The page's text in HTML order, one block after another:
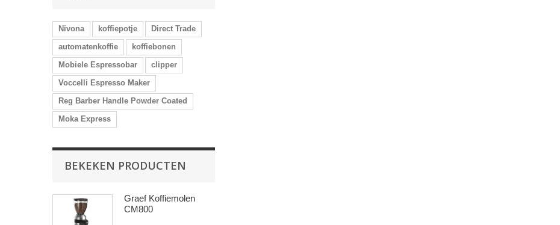
Nivona koffiepotje
Direct Trade
automatenkoffie
koffiebonen
Mobiele Espressobar
clipper
Voccelli Espresso Maker
Reg Barber Handle Powder Coated
Moka Express
BEKEKEN PRODUCTEN
Graef Koffiemolen
CM800